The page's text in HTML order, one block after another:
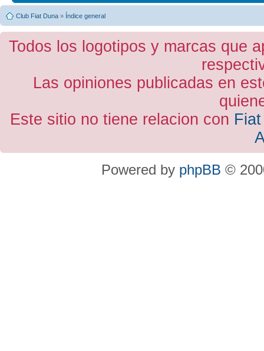
Club Fiat Duna » Índice general
Todos los logotipos y marcas que
Las opiniones publicadas en
Este sitio no tiene relacion con
Powered by phpBB ©